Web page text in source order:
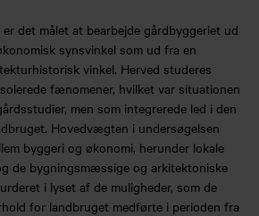
det målet at bearbejde gårdbyggeriet ud
synsvinkel som ud fra en
vinkel. Herved studeres
fænomener, hvilket var situationen
men som integrerede led i den
Hovedvægten i undersøgelsen
byggeri og økonomi, herunder lokale
de bygningsmæssige og arkitektoniske
i lyset af de muligheder, som de
for landbruget medførte i perioden fra